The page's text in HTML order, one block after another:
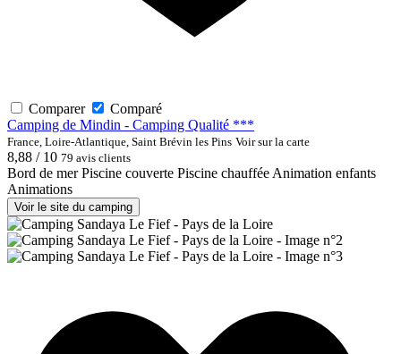
Comparer
Comparé
Camping de Mindin - Camping Qualité ***
France, Loire-Atlantique, Saint Brévin les Pins Voir sur la carte
8,88 / 10 79 avis clients
Bord de mer Piscine couverte Piscine chaufféeAnimation enfants
Animations
Voir le site du camping